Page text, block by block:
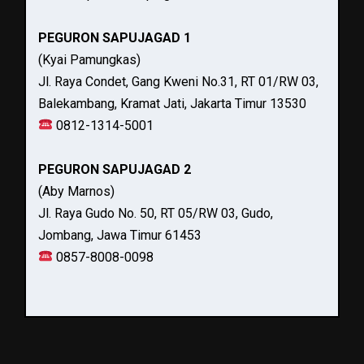
PEGURON SAPUJAGAD 1
(Kyai Pamungkas)
Jl. Raya Condet, Gang Kweni No.31, RT 01/RW 03,
Balekambang, Kramat Jati, Jakarta Timur 13530
0812-1314-5001
PEGURON SAPUJAGAD 2
(Aby Marnos)
Jl. Raya Gudo No. 50, RT 05/RW 03, Gudo,
Jombang, Jawa Timur 61453
0857-8008-0098